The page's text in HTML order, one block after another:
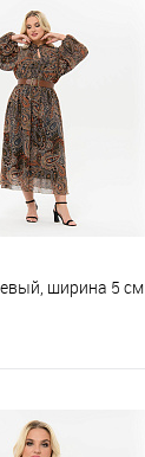
В корзину
ширина 5 см
В корзину